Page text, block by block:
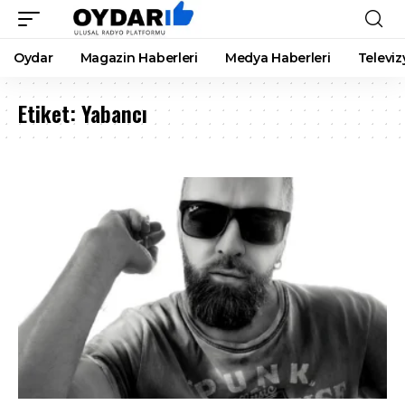
Oydar Magazin Haberleri Medya Haberleri
Etiket:Yabancı